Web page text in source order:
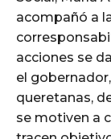
acompañó a
acciones se
el
queretanas,
se motiven a